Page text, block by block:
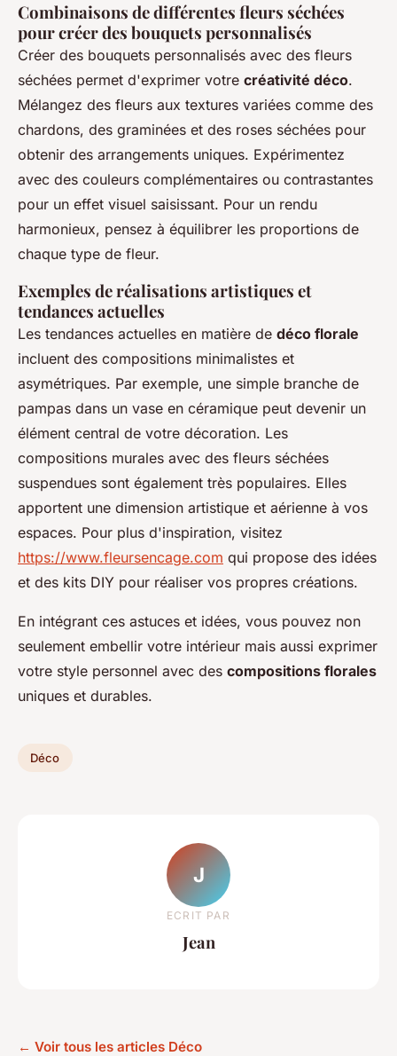
Combinaisons de différentes fleurs séchées
pour créer des bouquets personnalisés
Créer des bouquets personnalisés avec des fleurs
séchées permet d'exprimer votre créativité déco.
Mélangez des fleurs aux textures variées comme des
chardons, des graminées et des roses séchées pour
obtenir des arrangements uniques. Expérimentez
avec des couleurs complémentaires ou contrastantes
pour un effet visuel saisissant. Pour un rendu
harmonieux, pensez à équilibrer les proportions de
chaque type de fleur.
Exemples de réalisations artistiques et
tendances actuelles
Les tendances actuelles en matière de déco florale
incluent des compositions minimalistes et
asymétriques. Par exemple, une simple branche de
pampas dans un vase en céramique peut devenir un
élément central de votre décoration. Les
compositions murales avec des fleurs séchées
suspendues sont également très populaires. Elles
apportent une dimension artistique et aérienne à vos
espaces. Pour plus d'inspiration, visitez
https://www.fleursencage.com qui propose des idées
et des kits DIY pour réaliser vos propres créations.
En intégrant ces astuces et idées, vous pouvez non
seulement embellir votre intérieur mais aussi exprimer
votre style personnel avec des compositions florales
uniques et durables.
Déco
J
ECRIT PAR
Jean
← Voir tous les articles Déco